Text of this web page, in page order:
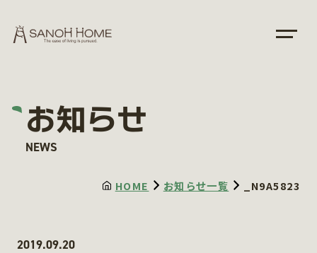
お知らせ
NEWS
HOME お知らせ一覧 _N9A5823
2019.09.20